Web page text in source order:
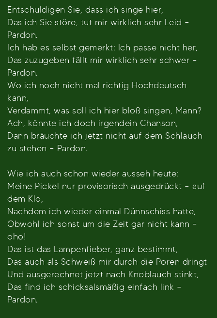
Entschuldigen Sie, dass ich singe hier,
Das ich Sie störe, tut mir wirklich sehr Leid –
Pardon.
Ich hab es selbst gemerkt: Ich passe nicht her,
Das zuzugeben fällt mir wirklich sehr schwer –
Pardon.
Wo ich noch nicht mal richtig Hochdeutsch
kann,
Verdammt, was soll ich hier bloß singen, Mann?
Ach, könnte ich doch irgendein Chanson,
Dann bräuchte ich jetzt nicht auf dem Schlauch
zu stehen – Pardon.
Wie ich auch schon wieder ausseh heute:
Meine Pickel nur provisorisch ausgedrückt – auf
dem Klo,
Nachdem ich wieder einmal Dünnschiss hatte,
Obwohl ich sonst um die Zeit gar nicht kann –
oho!
Das ist das Lampenfieber, ganz bestimmt,
Das auch als Schweiß mir durch die Poren dringt
Und ausgerechnet jetzt nach Knoblauch stinkt,
Das find ich schicksalsmäßig einfach link –
Pardon.